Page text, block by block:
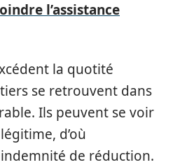
l’assistance
la quotité
se retrouvent dans
Ils peuvent se voir
d’où
indemnité de réduction.